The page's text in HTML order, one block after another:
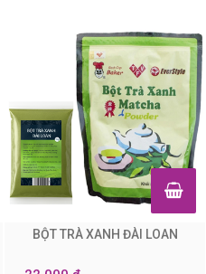
BỘT TRÀ XANH ĐÀI LOAN